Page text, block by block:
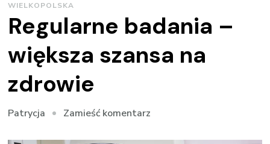
WIELKOPOLSKA
Regularne badania –
większa szansa na
zdrowie
Patrycja Zamieść komentarz